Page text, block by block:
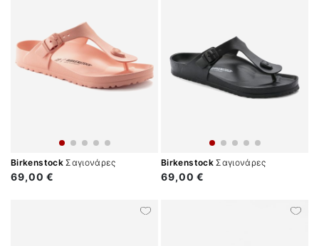
BirkenstockΣαγιονάρες
69,00 €
BirkenstockΣαγιονάρες
69,00 €